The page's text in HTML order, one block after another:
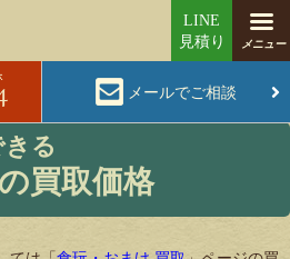
メールでご相談
買取価格